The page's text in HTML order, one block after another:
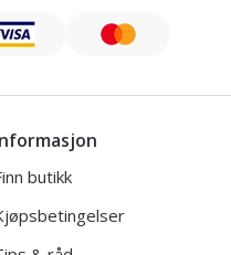
butikk